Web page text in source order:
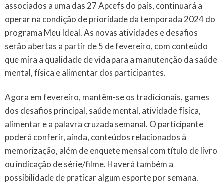
associados a uma das 27 Apcefs do país, continuará a
operar na condição de prioridade da temporada 2024 do
programa Meu Ideal. As novas atividades e desafios
serão abertas a partir de 5 de fevereiro, com conteúdo
que mira a qualidade de vida para a manutenção da saúde
mental, física e alimentar dos participantes.
Agora em fevereiro, mantêm-se os tradicionais, games
dos desafios principal, saúde mental, atividade física,
alimentar e a palavra cruzada semanal. O participante
poderá conferir, ainda, conteúdos relacionados à
memorização, além de enquete mensal com título de livro
ou indicação de série/filme. Haverá também a
possibilidade de praticar algum esporte por semana.